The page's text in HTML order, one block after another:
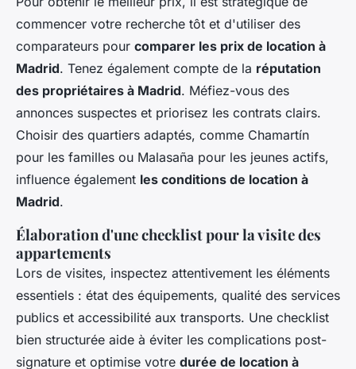
commencer votre recherche tôt et d'utiliser des
comparateurs pour comparer les prix de location à
Madrid. Tenez également compte de la réputation
des propriétaires à Madrid. Méfiez-vous des
annonces suspectes et priorisez les contrats clairs.
Choisir des quartiers adaptés, comme Chamartín
pour les familles ou Malasaña pour les jeunes actifs,
influence également les conditions de location à
Madrid.
Élaboration d'une checklist pour la visite des
appartements
Lors de visites, inspectez attentivement les éléments
essentiels : état des équipements, qualité des services
publics et accessibilité aux transports. Une checklist
bien structurée aide à éviter les complications post-
signature et optimise votre durée de location à